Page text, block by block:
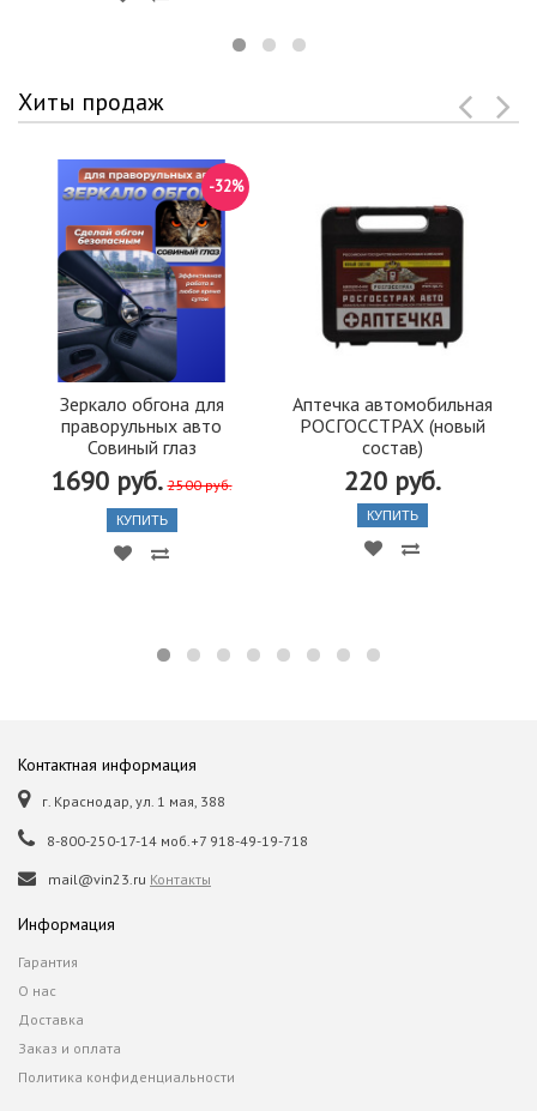
Хиты продаж
Зеркало обгона для
праворульных авто
Совиный глаз
1690 руб. 2500 руб.
-32%
КУПИТЬ
Аптечка автомобильная
РОСГОССТРАХ (новый
состав)
220 руб.
КУПИТЬ
Контактная информация
г. Краснодар, ул. 1 мая, 388
8-800-250-17-14 моб.+7 918-49-19-718
mail@vin23.ru Контакты
Информация
Гарантия
О нас
Доставка
Заказ и оплата
Политика конфиденциальности